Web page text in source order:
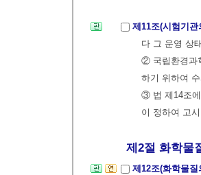
제11조(시험기
다 그 운영 상
② 국립환경과
하기 위하여
③ 법 제14조에
이 정하여 고
제2절 화학물질
제12조(화학물